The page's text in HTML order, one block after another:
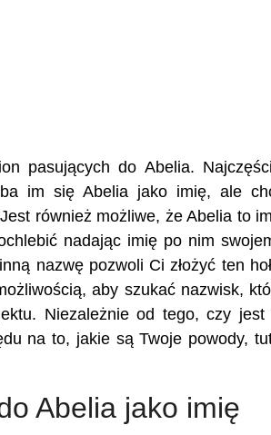
pasujących do Abelia.
im się Abelia jako imię, ale
również możliwe, że Abelia to
nadając imię po nim
nazwę pozwoli Ci złożyć ten
aby szukać nazwisk,
Niezależnie od tego, czy jest
na to, jakie są Twoje powody,
Abelia jako imię